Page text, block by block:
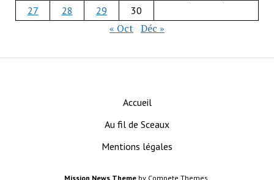
27
28 29 30
« Oct Déc »
Accueil
Au fil de Sceaux
Mentions légales
Mission News Theme by Compete Themes.